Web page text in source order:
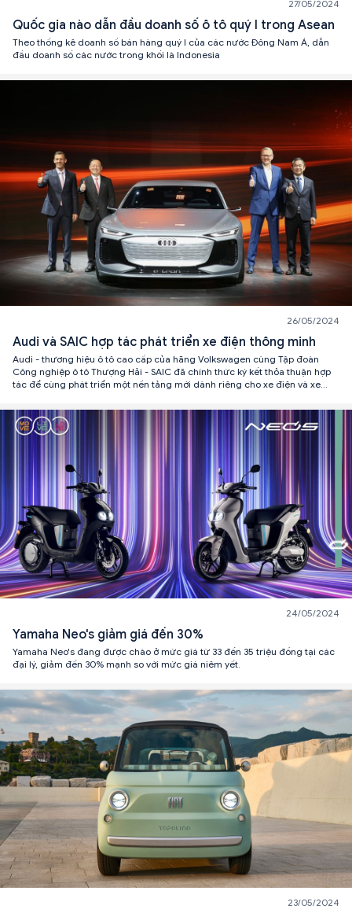
27/05/2024
Quốc gia nào dẫn đầu doanh số ô tô quý I trong Asean
Theo thống kê doanh số bán hàng quý I của các nước Đông Nam Á, dẫn
đầu doanh số các nước trong khối là Indonesia
26/05/2024
Audi và SAIC hợp tác phát triển xe điện thông minh
Audi - thương hiệu ô tô cao cấp của hãng Volkswagen cùng Tập đoàn
Công nghiệp ô tô Thượng Hải - SAIC đã chính thức ký kết thỏa thuận hợp
tác để cùng phát triển một nền tảng mới dành riêng cho xe điện và xe
24/05/2024
Yamaha Neo's giảm giá đến 30%
Yamaha Neo's đang được chào ở mức giá từ 33 đến 35 triệu đồng tại các
đại lý, giảm đến 30% mạnh so với mức giá niêm yết.
23/05/2024